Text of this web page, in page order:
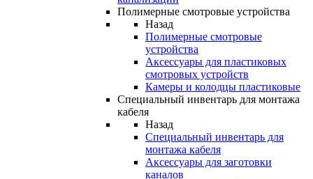
Полимерные смотровые устройства
Назад
Полимерные смотровые
устройства
Аксессуары для пластиковых
смотровых устройств
Камеры и колодцы пластиковые
Специальный инвентарь для монтажа
кабеля
Назад
Специальный инвентарь для
монтажа кабеля
Аксессуары для заготовки
каналов